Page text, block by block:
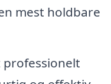
mest holdbare
professionelt